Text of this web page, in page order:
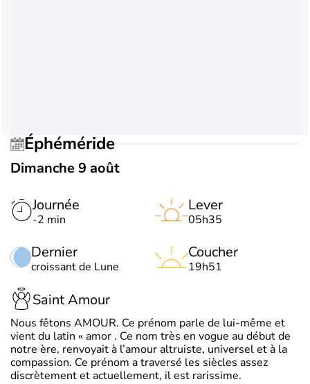
Éphéméride
Dimanche 9 août
Journée
-2 min
Dernier
croissant de Lune
Lever
05h35
Coucher
19h51
Saint Amour
Nous fêtons AMOUR. Ce prénom parle de lui-même et
vient du latin « amor . Ce nom très en vogue au début de
notre ère, renvoyait à l’amour altruiste, universel et à la
compassion. Ce prénom a traversé les siècles assez
discrètement et actuellement, il est rarissime.